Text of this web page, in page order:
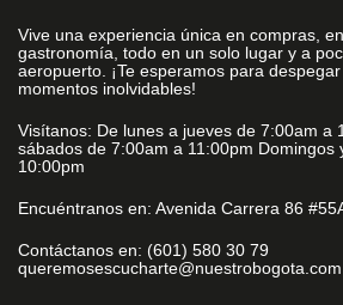
Vive una experiencia única en compras,
gastronomía, todo en un solo lugar y a
aeropuerto. ¡Te esperamos para
momentos inolvidables!
Visítanos: De lunes a jueves de 7:00am a
sábados de 7:00am a 11:00pm Domingos
10:00pm
Encuéntranos en: Avenida Carrera 86
Contáctanos en: (601) 580 30 79
queremosescucharte@nuestrobogota.com